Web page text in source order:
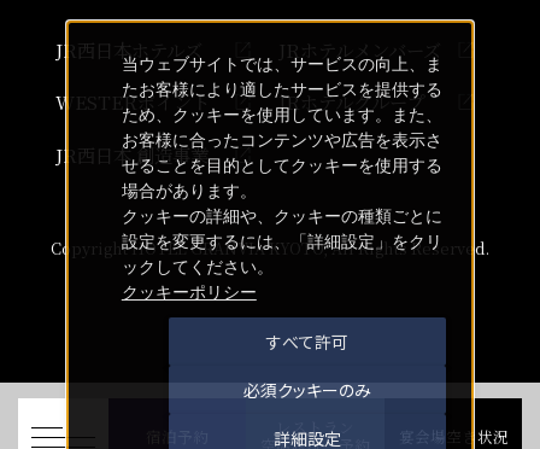
JR西日本ホテルズ
JRホテルメンバーズ
WESTERポイント
JRホテルグループ
JR西日本 創造事業
Copyright HOTEL GRANVIA KYOTO, All Rights Reserved.
レストラン
宴会場空き状況
当ウェブサイトでは、サービスの向上、ま
たお客様により適したサービスを提供する
ため、クッキーを使用しています。また、
お客様に合ったコンテンツや広告を表示さ
せることを目的としてクッキーを使用する
場合があります。
クッキーの詳細や、クッキーの種類ごとに
設定を変更するには、「詳細設定」をクリ
ックしてください。
クッキーポリシー
すべて許可
必須クッキーのみ
詳細設定